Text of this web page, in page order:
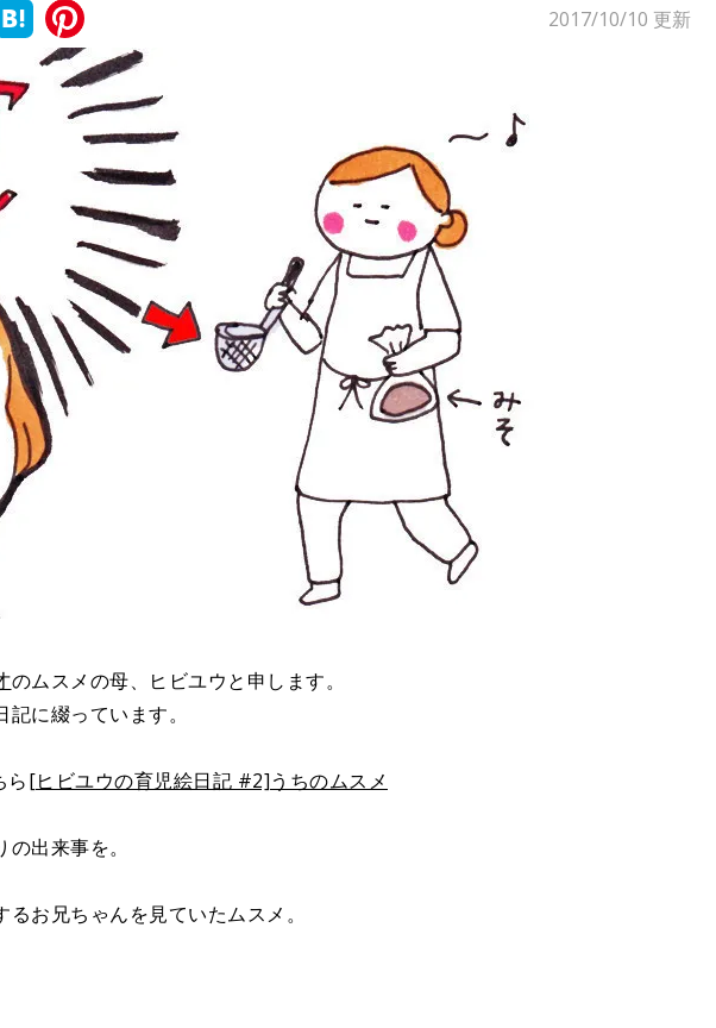
2017/10/10 更新
のムスメの母、ヒビユウと申します。
に綴っています。
ら[ヒビユウの育児絵日記 #2]うちのムスメ
出来事を。
お兄ちゃんを見ていたムスメ。